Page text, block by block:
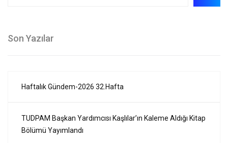
Son Yazılar
Haftalık Gündem-2026 32.Hafta
TUDPAM Başkan Yardımcısı Kaşlılar’ın Kaleme Aldığı Kitap
Bölümü Yayımlandı